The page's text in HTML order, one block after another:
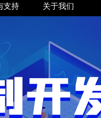
支持 关于我们